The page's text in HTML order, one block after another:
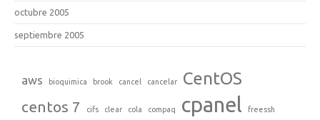
octubre 2005
septiembre 2005
aws bioquimica brook cancel cancelar CentOS
centos 7 cifs clear cola compaq cpanel freessh